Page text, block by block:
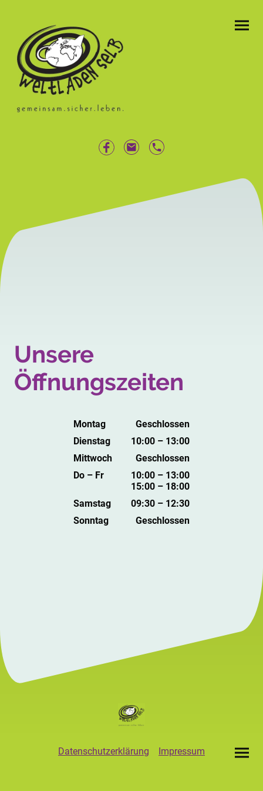
Unsere
Öffnungszeiten
Montag
Geschlossen
Dienstag
10:00 – 13:00
Mittwoch
Geschlossen
Do – Fr
10:00 – 13:00
15:00 – 18:00
Samstag
09:30 – 12:30
Sonntag
Geschlossen
Datenschutzerklärung Impressum